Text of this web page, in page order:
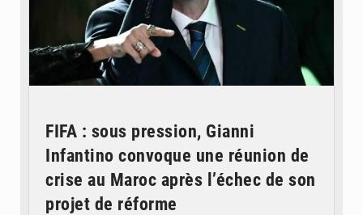
FIFA : sous pression, Gianni
Infantino convoque une réunion de
crise au Maroc après l’échec de son
projet de réforme